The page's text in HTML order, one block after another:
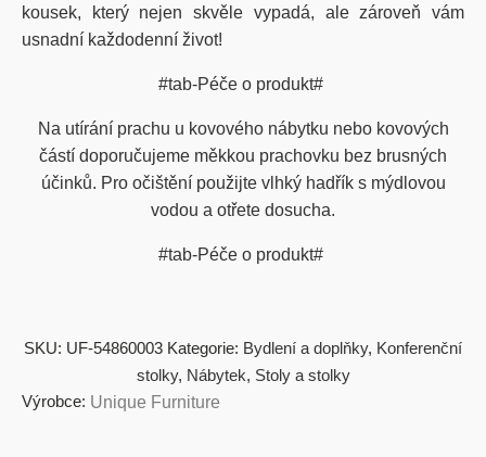
kousek, který nejen skvěle vypadá, ale zároveň vám
usnadní každodenní život!
#tab-Péče o produkt#
Na utírání prachu u kovového nábytku nebo kovových
částí doporučujeme měkkou prachovku bez brusných
účinků. Pro očištění použijte vlhký hadřík s mýdlovou
vodou a otřete dosucha.
#tab-Péče o produkt#
SKU: UF-54860003 Kategorie: Bydlení a doplňky, Konferenční
stolky, Nábytek, Stoly a stolky
Výrobce: Unique Furniture